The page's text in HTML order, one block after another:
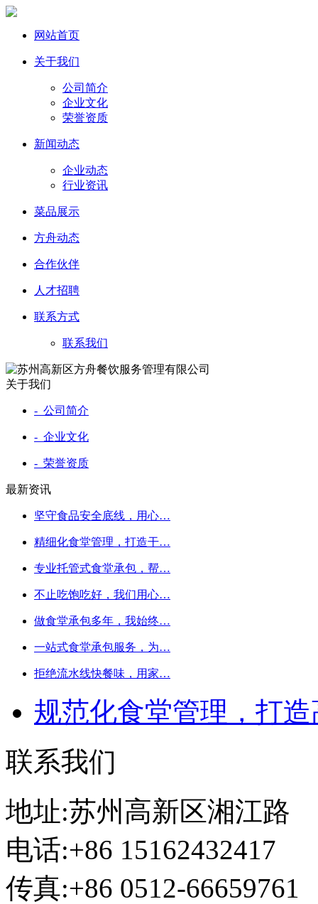
网站首页
关于我们
公司简介
企业文化
荣誉资质
新闻动态
企业动态
行业资讯
菜品展示
方舟动态
合作伙伴
人才招聘
联系方式
联系我们
关于我们
- 公司简介
- 企业文化
- 荣誉资质
最新资讯
坚守食品安全底线，用心…
精细化食堂管理，打造干…
专业托管式食堂承包，帮…
不止吃饱吃好，我们用心…
做食堂承包多年，我始终…
一站式食堂承包服务，为…
拒绝流水线快餐味，用家…
规范化食堂管理，打
联系我们
地址:苏州高新区湘江路
电话:+86 15162432417
传真:+86 0512-66659761